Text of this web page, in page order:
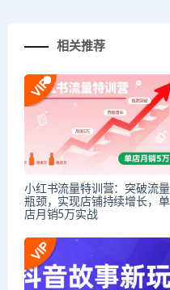
相关推荐
小红书流量特训营：突破流量
瓶颈，实现店铺持续增长，单
店月销5万实战